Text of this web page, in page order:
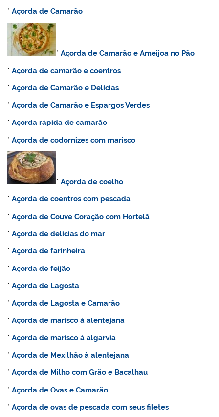
*Açorda de Camarão
*Açorda de Camarão e Ameijoa no Pão
*Açorda de camarão e coentros
*Açorda de Camarão e Delícias
*Açorda de Camarão e Espargos Verdes
*Açorda rápida de camarão
*Açorda de codornizes com marisco
*Açorda de coelho
*Açorda de coentros com pescada
*Açorda de Couve Coração com Hortelã
*Açorda de delicias do mar
*Açorda de farinheira
*Açorda de feijão
*Açorda de Lagosta
*Açorda de Lagosta e Camarão
*Açorda de marisco à alentejana
*Açorda de marisco à algarvia
*Açorda de Mexilhão à alentejana
*Açorda de Milho com Grão e Bacalhau
*Açorda de Ovas e Camarão
*Açorda de ovas de pescada com seus filetes